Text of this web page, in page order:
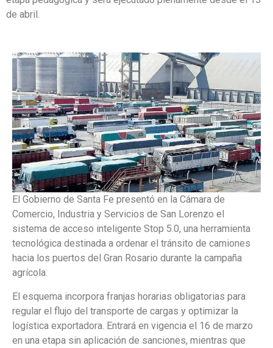
de abril.
El Gobierno de Santa Fe presentó en la Cámara de
Comercio, Industria y Servicios de San Lorenzo el
sistema de acceso inteligente Stop 5.0, una herramienta
tecnológica destinada a ordenar el tránsito de camiones
hacia los puertos del Gran Rosario durante la campaña
agrícola.
El esquema incorpora franjas horarias obligatorias para
regular el flujo del transporte de cargas y optimizar la
logística exportadora. Entrará en vigencia el 16 de marzo
en una etapa sin aplicación de sanciones, mientras que